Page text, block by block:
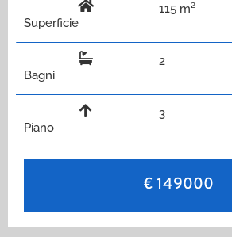
Superficie
115 m²
Bagni
2
Piano
3
€ 149000